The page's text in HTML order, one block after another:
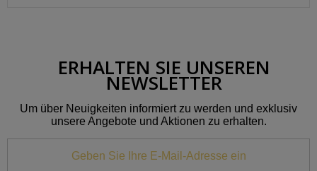
ERHALTEN SIE UNSEREN
NEWSLETTER
Um über Neuigkeiten informiert zu werden und exklusiv
unsere Angebote und Aktionen zu erhalten.